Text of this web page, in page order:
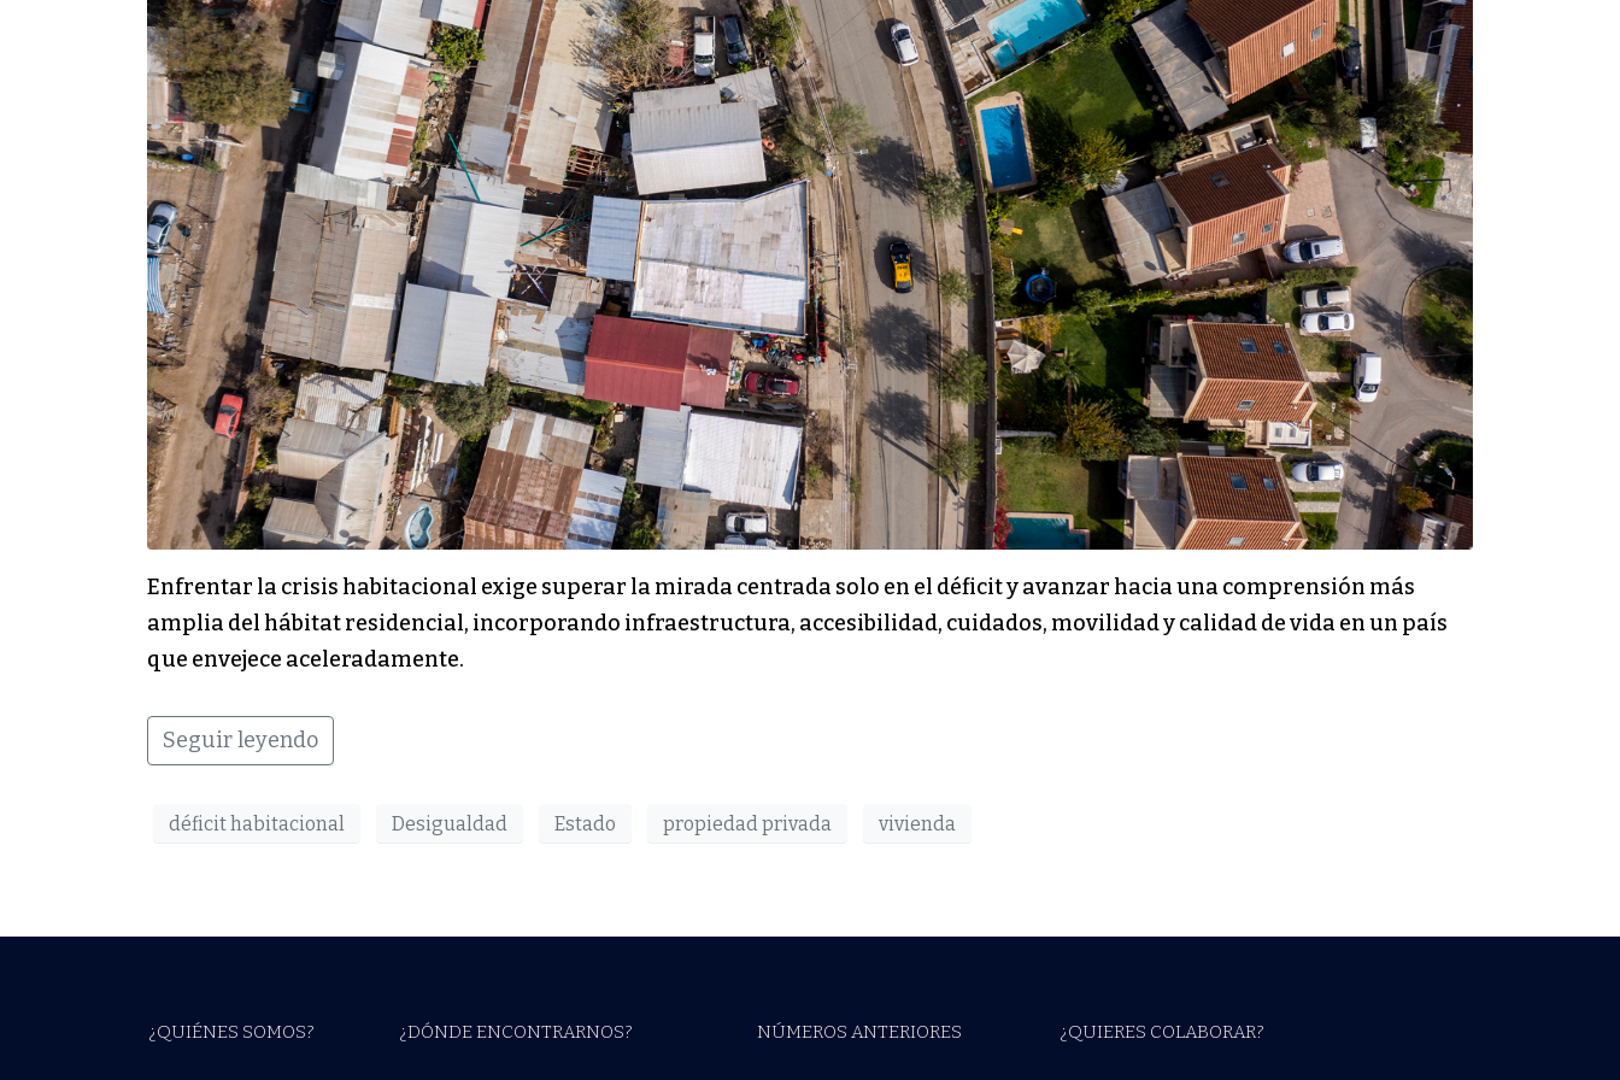
Enfrentar la crisis habitacional exige superar la mirada centrada solo en el déficit y avanzar hacia una comprensión más
amplia del hábitat residencial, incorporando infraestructura, accesibilidad, cuidados, movilidad y calidad de vida en un país
que envejece aceleradamente.
Seguir leyendo
déficit habitacional Desigualdad Estado propiedad privada vivienda
¿QUIÉNES SOMOS? ¿DÓNDE ENCONTRARNOS? NÚMEROS ANTERIORES ¿QUIERES COLABORAR?